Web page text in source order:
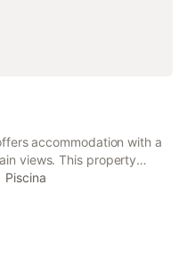
accommodation with a
views. This property
the bowling alley, free
Piscina